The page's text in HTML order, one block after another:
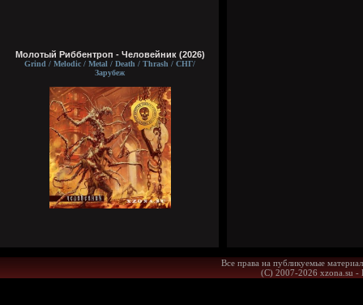
Молотый Риббентроп - Человейник (2026)
Grind / Melodic / Metal / Death / Thrash / СНГ/
Зарубеж
Все права на публикуемые
(С) 2007-2026 xzona.su -